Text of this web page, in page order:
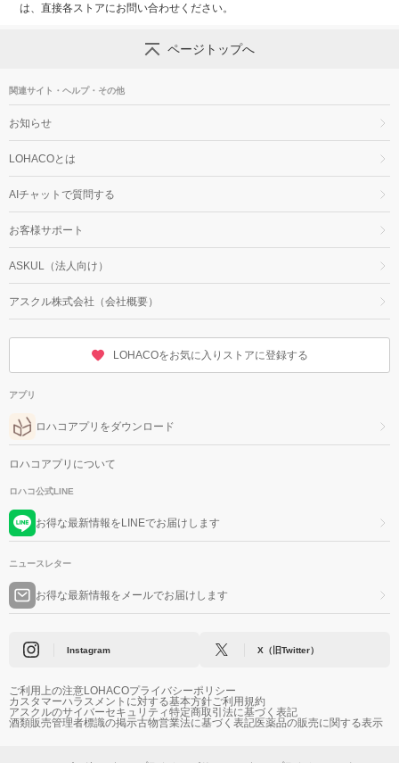
は、直接各ストアにお問い合わせください。
ページトップへ
関連サイト・ヘルプ・その他
お知らせ
LOHACOとは
AIチャットで質問する
お客様サポート
ASKUL（法人向け）
アスクル株式会社（会社概要）
LOHACOをお気に入りストアに登録する
アプリ
ロハコアプリをダウンロード
ロハコアプリについて
ロハコ公式LINE
お得な最新情報をLINEでお届けします
ニュースレター
お得な最新情報をメールでお届けします
Instagram X（旧Twitter）
ご利用上の注意LOHACOプライバシーポリシー
カスタマーハラスメントに対する基本方針ご利用規約
アスクルのサイバーセキュリティ特定商取引法に基づく表記
酒類販売管理者標識の掲示古物営業法に基づく表記医薬品の販売に関する表示